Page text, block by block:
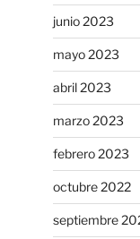
junio 2023
mayo 2023
abril 2023
marzo 2023
febrero 2023
octubre 2022
septiembre